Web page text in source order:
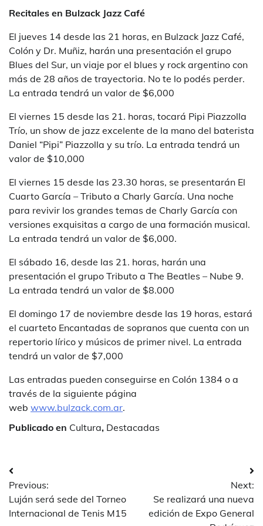
Recitales en Bulzack Jazz Café
El jueves 14 desde las 21 horas, en Bulzack Jazz Café,
Colón y Dr. Muñiz, harán una presentación el grupo
Blues del Sur, un viaje por el blues y rock argentino con
más de 28 años de trayectoria. No te lo podés perder.
La entrada tendrá un valor de $6,000
El viernes 15 desde las 21. horas, tocará Pipi Piazzolla
Trío, un show de jazz excelente de la mano del baterista
Daniel “Pipi” Piazzolla y su trío. La entrada tendrá un
valor de $10,000
El viernes 15 desde las 23.30 horas, se presentarán El
Cuarto García – Tributo a Charly García. Una noche
para revivir los grandes temas de Charly García con
versiones exquisitas a cargo de una formación musical.
La entrada tendrá un valor de $6,000.
El sábado 16, desde las 21. horas, harán una
presentación el grupo Tributo a The Beatles – Nube 9.
La entrada tendrá un valor de $8.000
El domingo 17 de noviembre desde las 19 horas, estará
el cuarteto Encantadas de sopranos que cuenta con un
repertorio lírico y músicos de primer nivel. La entrada
tendrá un valor de $7,000
Las entradas pueden conseguirse en Colón 1384 o a
través de la siguiente página
web www.bulzack.com.ar.
Publicado en Cultura, Destacadas
Navegación
de
entradas
Previous:
Luján será sede del Torneo
Internacional de Tenis M15
Next:
Se realizará una nueva
edición de Expo General